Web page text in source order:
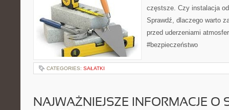
częstsze. Czy instalacja
Sprawdź, dlaczego warto
przed uderzeniami
#bezpieczeństwo
CATEGORIES: SAŁATKI
NAJWAŻNIEJSZE INFORMACJE O